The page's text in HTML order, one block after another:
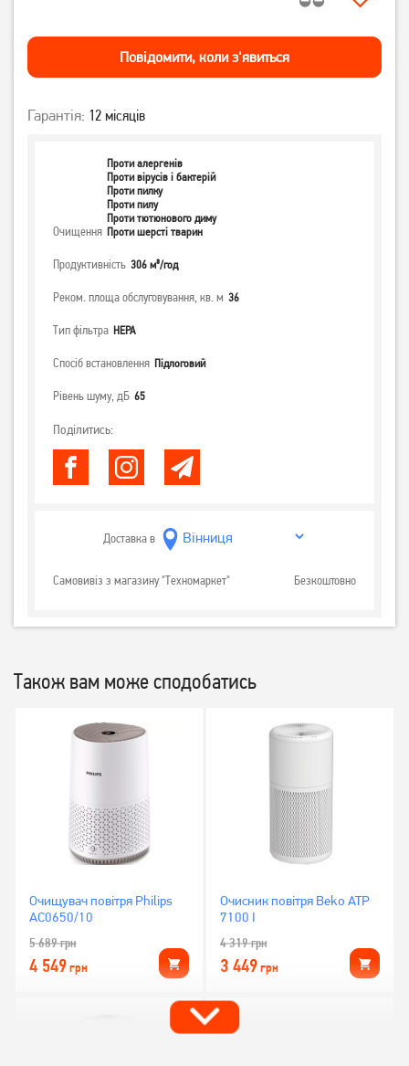
Повiдомити, коли з'явиться
Гарантія: 12 місяців
Очищення
Проти алергенів
Проти вірусів і бактерій
Проти пилку
Проти пилу
Проти тютюнового диму
Проти шерсті тварин
Продуктивність 306 м³/год
Реком. площа обслуговування, кв. м 36
Тип фільтра НЕРА
Спосіб встановлення Підлоговий
Рівень шуму, дБ 65
Поділитись:
Доставка в
Самовивіз з магазину "Техномаркет" Безкоштовно
Також вам може сподобатись
Очищувач повітря Philips
AC0650/10
5 689грн
4 549грн
Очисник повітря Beko ATP
7100 I
4 319грн
3 449грн